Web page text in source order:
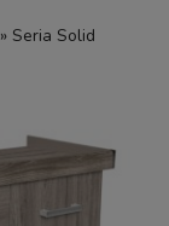
» Seria Solid